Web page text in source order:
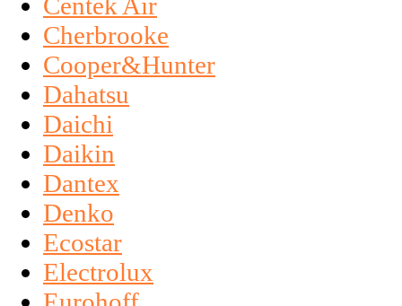
Cherbrooke
Cooper&Hunter
Dahatsu
Daichi
Daikin
Dantex
Denko
Ecostar
Electrolux